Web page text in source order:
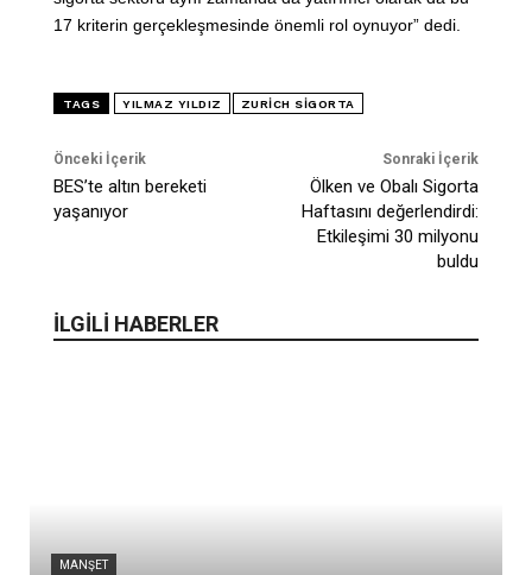
17 kriterin gerçekleşmesinde önemli rol oynuyor” dedi.
TAGS YILMAZ YILDIZ ZURICH SIGORTA
Önceki İçerik
BES’te altın bereketi
yaşanıyor
Sonraki İçerik
Ölken ve Obalı Sigorta
Haftasını değerlendirdi:
Etkileşimi 30 milyonu
buldu
İLGİLİ HABERLER
MANŞET